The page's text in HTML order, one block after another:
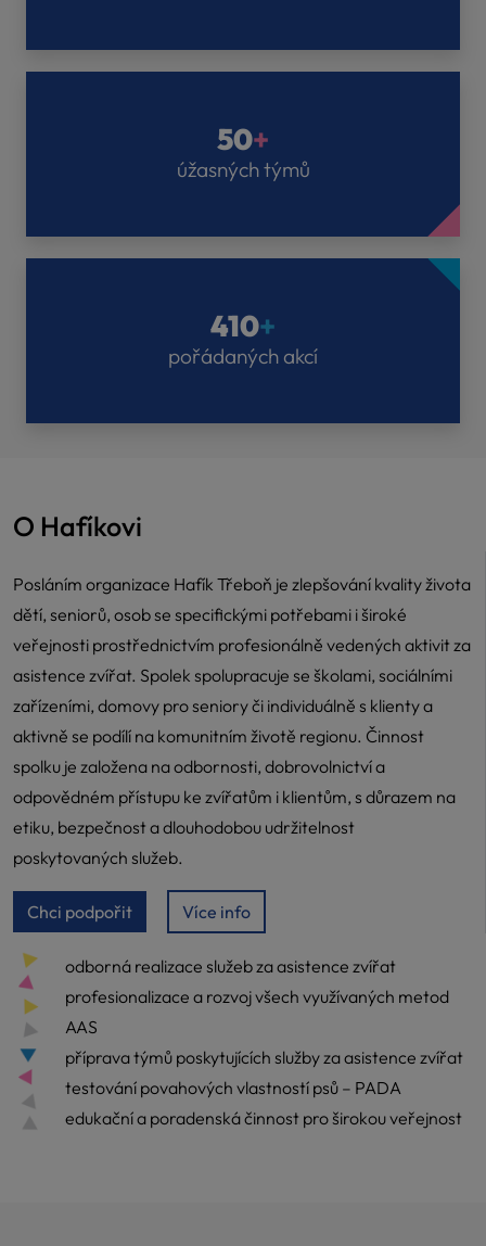
50+
úžasných týmů
410+
pořádaných akcí
O Hafíkovi
Posláním organizace Hafík Třeboň je zlepšování kvality života
dětí, seniorů, osob se specifickými potřebami i široké
veřejnosti prostřednictvím profesionálně vedených aktivit za
asistence zvířat. Spolek spolupracuje se školami, sociálními
zařízeními, domovy pro seniory či individuálně s klienty a
aktivně se podílí na komunitním životě regionu. Činnost
spolku je založena na odbornosti, dobrovolnictví a
odpovědném přístupu ke zvířatům i klientům, s důrazem na
etiku, bezpečnost a dlouhodobou udržitelnost
poskytovaných služeb.
Chci podpořit Více info
odborná realizace služeb za asistence zvířat
profesionalizace a rozvoj všech využívaných metod
AAS
příprava týmů poskytujících služby za asistence zvířat
testování povahových vlastností psů – PADA
edukační a poradenská činnost pro širokou veřejnost